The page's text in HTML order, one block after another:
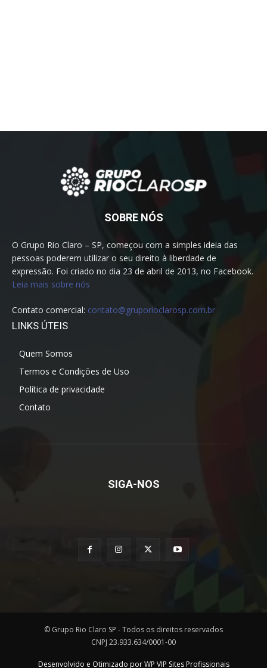
SOBRE NÓS
O Grupo Rio Claro – SP, começou com a simples ideia das
pessoas poderem utilizar o seu direito à liberdade de
expressão. Foi criado no dia 23 de abril de 2013, no Facebook.
Leia mais sobre nós
Contato comercial: contato@gruporioclarosp.com.br
LINKS ÚTEIS
Quem Somos
Termos e Condições de Uso
Política de privacidade
Contato
SIGA-NOS
© Grupo Rio Claro SP - Todos os direitos reservados
CNPJ 23.933.634/0001-00
Desenvolvido e Otimizado por WP VIP Sites Profissionais